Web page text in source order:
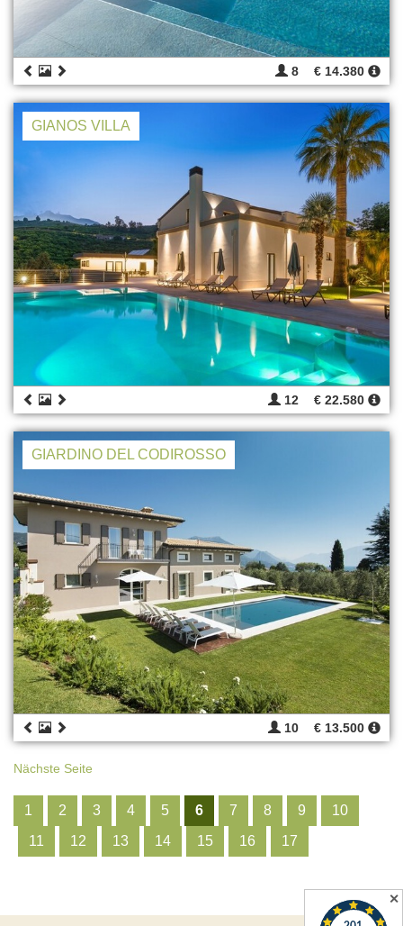
8 € 14.380
GIANOS VILLA
12 € 22.580
GIARDINO DEL CODIROSSO
10 € 13.500
Nächste Seite
1 2 3 4 5 6 7 8 9
10
11
12 13 14 15 16 17
✕